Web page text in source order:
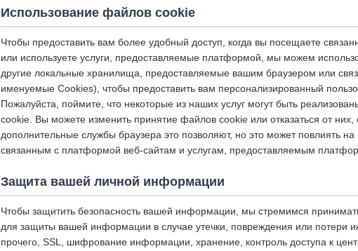
Использование файлов cookie
Чтобы предоставить вам более удобный доступ, когда вы посещаете
или используете услуги, предоставляемые платформой, мы можем
другие локальные хранилища, предоставляемые вашим браузером или
именуемые Cookies), чтобы предоставить вам персонализированный
Пожалуйста, поймите, что некоторые из наших услуг могут быть
cookie. Вы можете изменить принятие файлов cookie или отказаться от
дополнительные службы браузера это позволяют, но это может повлиять
связанным с платформой веб-сайтам и услугам, предоставляемым
Защита вашей личной информации
Чтобы защитить безопасность вашей информации, мы стремимся
для защиты вашей информации в случае утечки, повреждения или потери
прочего, SSL, шифрование информации, хранение, контроль доступа к